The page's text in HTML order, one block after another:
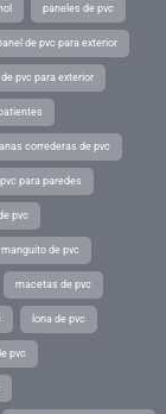
paneles de pvc
de pvc para exterior
pvc para exterior
correderas de pvc
para paredes
pvc
manguito de pvc
macetas de pvc
lona de pvc
pvc